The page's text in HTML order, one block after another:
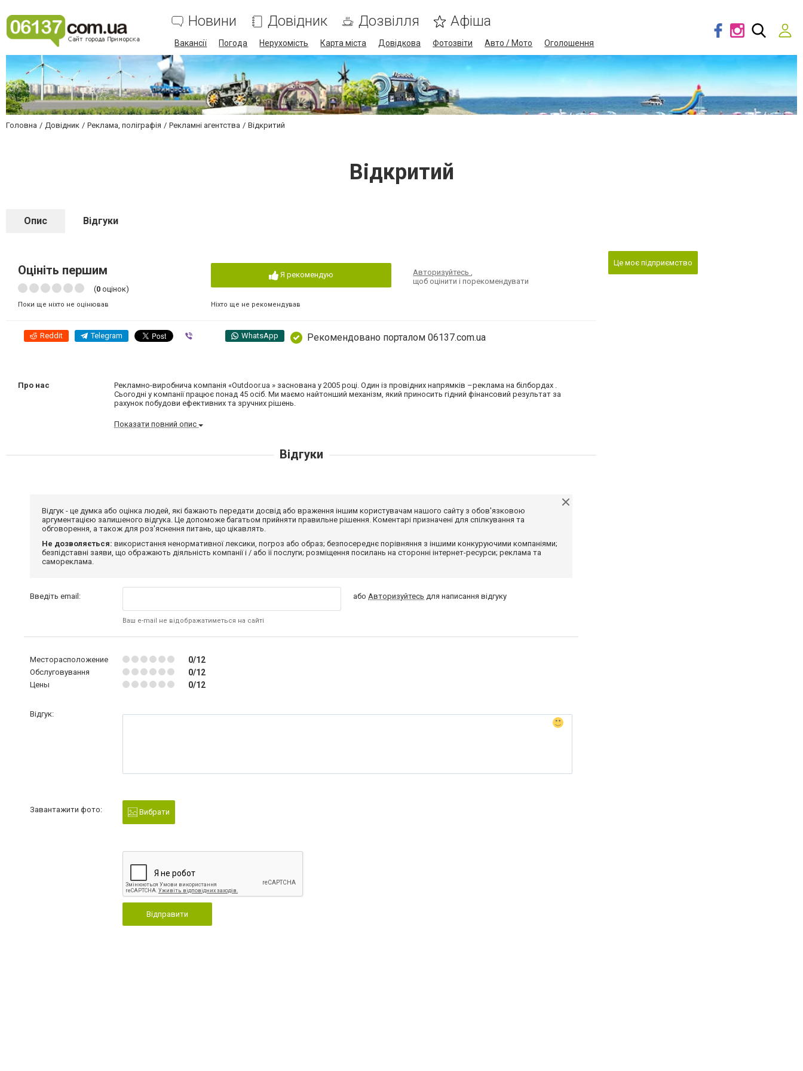
Новини Довідник Дозвілля Афіша
Вакансії Погода Нерухомість Карта міста Довідкова Фотозвіти Авто / Мото Оголошення
Головна Довідник Реклама, поліграфія Рекламні агентства Відкритий
Відкритий
Опис Відгуки
Оцініть першим
(0 оцінок)
Поки ще ніхто не оцінював
Я рекомендую
Ніхто ще не рекомендував
Авторизуйтесь,
щоб оцінити і порекомендувати
Reddit Telegram WhatsApp Рекомендовано порталом 06137.com.ua
Про нас
Рекламно-виробнича компанія «Outdoor.ua » заснована у 2005 році. Один із провідних напрямків –реклама на білбордах .
Сьогодні у компанії працює понад 45 осіб. Ми маємо найтонший механізм, який приносить гідний фінансовий результат за
рахунок побудови ефективних та зручних рішень.
Показати повний опис
Це моє підприємство
Відгуки
Відгук - це думка або оцінка людей, які бажають передати досвід або враження іншим користувачам нашого сайту з обов'язковою
аргументацією залишеного відгука. Це допоможе багатьом прийняти правильне рішення. Коментарі призначені для спілкування та
обговорення, а також для роз'яснення питань, що цікавлять.
Не дозволяється: використання ненормативної лексики, погроз або образ; безпосереднє порівняння з іншими конкуруючими компаніями;
безпідставні заяви, що ображають діяльність компанії і / або її послуги; розміщення посилань на сторонні інтернет-ресурси; реклама та
самореклама.
Введіть email:
Ваш e-mail не відображатиметься на сайті
або Авторизуйтесь для написання відгуку
Месторасположение 0/12
Обслуговування 0/12
Цены 0/12
Відгук:
Завантажити фото: Вибрати
Відправити